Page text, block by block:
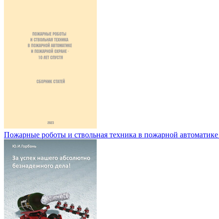
Пожарные роботы и ствольная техника в пожарной